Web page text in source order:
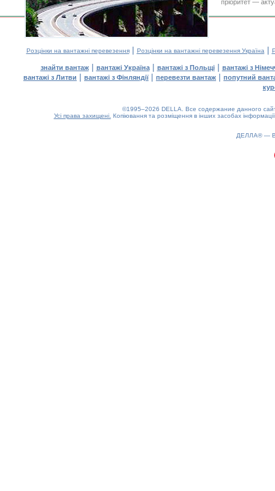
пріоритет —
Розцінки на вантажні перевезення| Розцінки на вантажні перевезення Україна |
знайти вантаж| вантажі Україна| вантажі з Польщі| вантажі з
вантажі з Литви | вантажі з Фінляндії| перевезти вантаж | попутний
©1995–2026 DELLA. Все содержание данного
Усі права захищені. Копіювання та розміщення в інших засобах
ДЕЛЛА® —